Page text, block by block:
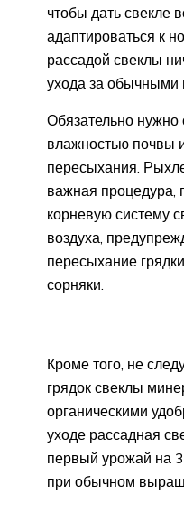
чтобы дать свекле
адаптироваться к
рассадой свеклы
ухода за обычными
Обязательно нужно
влажностью почвы
пересыхания.
важная процедура,
корневую систему
воздуха,
пересыхание
сорняки.
Кроме того, не
грядок свеклы
органическими
уходе рассадная
первый урожай на
при обычном